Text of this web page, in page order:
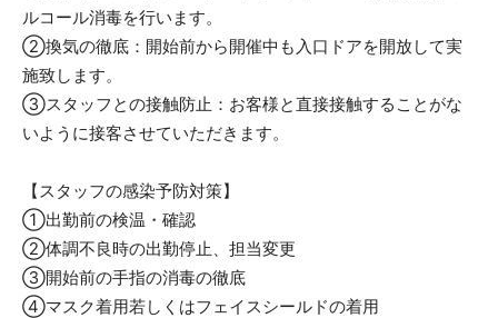
ルコール消毒を行います。
②換気の徹底：開始前から開催中も入口ドアを開放して実
施致します。
③スタッフとの接触防止：お客様と直接接触することがな
いように接客させていただきます。
【スタッフの感染予防対策】
①出勤前の検温・確認
②体調不良時の出勤停止、担当変更
③開始前の手指の消毒の徹底
④マスク着用若しくはフェイスシールドの着用